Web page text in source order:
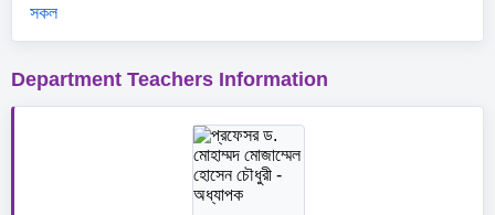
সকল
Department Teachers Information